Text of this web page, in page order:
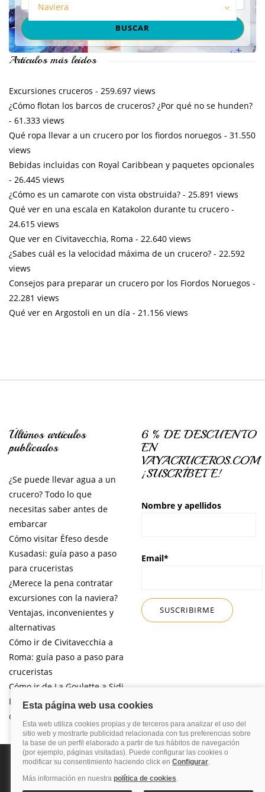
Naviera
Artículos más leídos
Excursiones cruceros - 259.697 views
¿Cómo flotan los barcos de cruceros? ¿Por qué no se hunden?
- 61.333 views
Qué ropa llevar a un crucero por los fiordos noruegos - 31.550
views
Bebidas incluidas con Royal Caribbean y paquetes opcionales
- 26.445 views
¿Cómo es un camarote con vista obstruida? - 25.891 views
Qué ver en una escala en Katakolon durante tu crucero -
24.615 views
Que ver en Civitavecchia, Roma - 22.640 views
¿Sabes cuál es la velocidad máxima de un crucero? - 22.592
views
Consejos para preparar un crucero por los Fiordos Noruegos -
22.281 views
Qué ver en Argostoli en un día - 21.156 views
Últimos artículos
publicados
¿Se puede llevar agua a un
crucero? Todo lo que
necesitas saber antes de
embarcar
Cómo visitar Éfeso desde
Kusadasi: guía paso a paso
para cruceristas
¿Merece la pena contratar
excursiones con la naviera?
Ventajas, inconvenientes y
alternativas
Cómo ir de Civitavecchia a
Roma: guía paso a paso para
cruceristas
Cómo ir de La Goulette a Sidi
Bou Said por libre desde tu
crucero
6 % DE DESCUENTO
EN
VAYACRUCEROS.COM
¡SUSCRÍBETE!
Nombre y apellidos
Email*
Política de cookies